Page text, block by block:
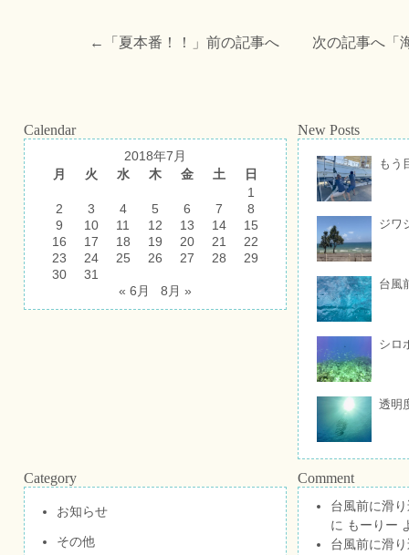
←「 夏本番！！ 」前の記事へ 次の記事へ「
Calendar
2018年7月
月
火 水 木 金 土
日
1
2
3 4 5 6 7
8
9
10 11 12 13 14
15
16
17 18 19 20 21
22
23
24 25 26 27 28
29
30
31
« 6月
8月 »
New Posts
もう
ジワ
台風
シロ
透明
Category
お知らせ
その他
Comment
台風前に滑
に もーりー
台風前に滑